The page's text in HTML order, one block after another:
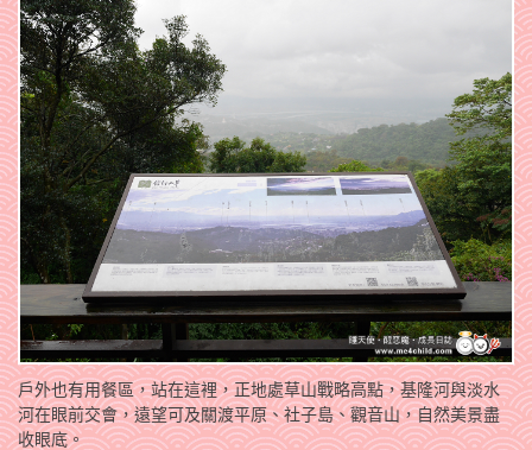
戶外也有用餐區，站在這裡，正地處草山戰略高點，基隆河與淡水
河在眼前交會，遠望可及關渡平原、社子島、觀音山，自然美景盡
收眼底。